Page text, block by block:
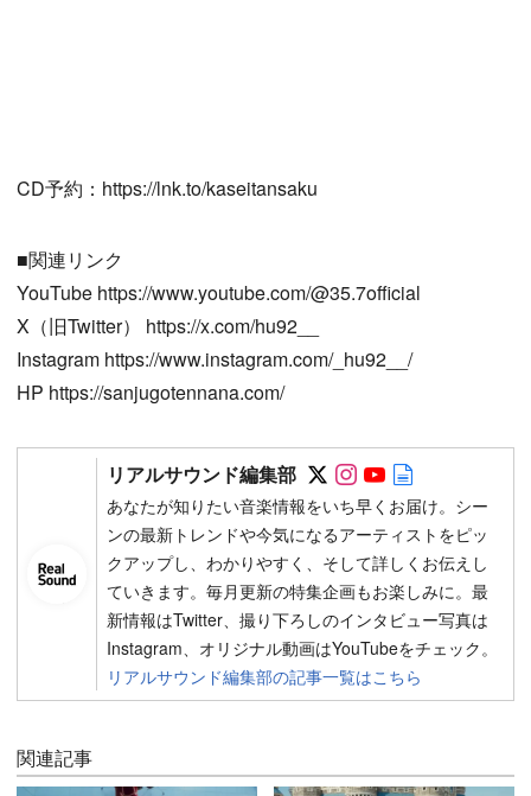
CD予約：https://lnk.to/kaseitansaku
■関連リンク
YouTube https://www.youtube.com/@35.7official
X（旧Twitter） https://x.com/hu92__
Instagram https://www.instagram.com/_hu92__/
HP https://sanjugotennana.com/
リアルサウンド編集部 Follow on SNS
Follow on SNS
Follow on
あなたが知りたい音楽情報をいち早くお届け。シー
ンの最新トレンドや今気になるアーティストをピッ
クアップし、わかりやすく、そして詳しくお伝えし
ていきます。毎月更新の特集企画もお楽しみに。最
新情報はTwitter、撮り下ろしのインタビュー写真は
Instagram、オリジナル動画はYouTubeをチェック。
リアルサウンド編集部の記事一覧はこちら
関連記事